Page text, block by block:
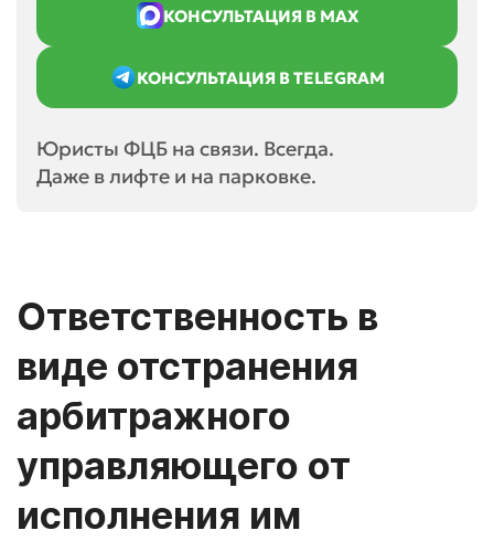
КОНСУЛЬТАЦИЯ В MAX
КОНСУЛЬТАЦИЯ В TELEGRAM
Юристы ФЦБ на связи. Всегда.
Даже в лифте и на парковке.
Ответственность в
виде отстранения
арбитражного
управляющего от
исполнения им